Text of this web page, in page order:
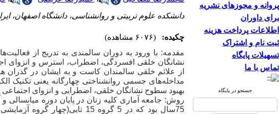
پروانه و مجوزهای نشریه
برای داوران
اطلاعات پرداخت هزینه
ثبت نام و اشتراک
تسهیلات پایگاه
تماس با ما
جستجو در پایگاه
دانشکده علوم تربیتی و روانشناسی، دانشگاه اصفهان،
چکیده:
(۶۰۷۶ مشاهده)
مقدمه: با ورود به دوران سالمندی به تدریج از
نشانگان خلقی افسردگی، اضطراب، استرس و انزوای
از علائم خلقی سالمندان کاست و به ایشان در
مداخله‌های جسمی روانشناختی چهارگانه یعنی تکنیک
بهبود سطوح نشانگان خلقی، اضطرابی و انزوای
75سال بود که در 5 گروه 15